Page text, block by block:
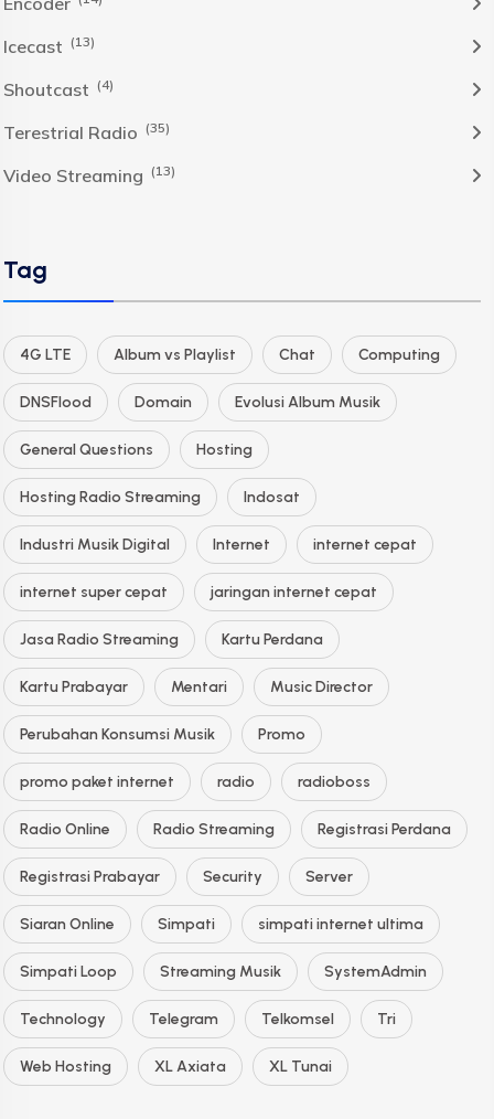
Icecast (13)
Shoutcast (4)
Terestrial Radio (35)
Video Streaming (13)
Tag
4G LTE Album vs Playlist Chat Computing
DNSFlood Domain Evolusi Album Musik
General Questions Hosting
Hosting Radio Streaming Indosat
Industri Musik Digital Internet internet cepat
internet super cepat jaringan internet cepat
Jasa Radio Streaming Kartu Perdana
Kartu Prabayar Mentari Music Director
Perubahan Konsumsi Musik Promo
promo paket internet radio radioboss
Radio Online Radio Streaming Registrasi Perdana
Registrasi Prabayar Security Server
Siaran Online Simpati simpati internet ultima
Simpati Loop Streaming Musik SystemAdmin
Technology Telegram Telkomsel Tri
Web Hosting XL Axiata XL Tunai